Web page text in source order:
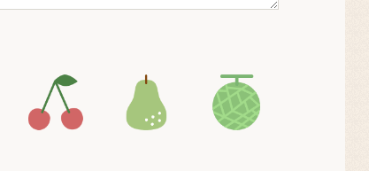
アイコン5 アイコン6 アイコン7